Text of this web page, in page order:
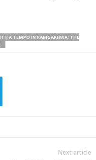
A TEMPO IN RAMGARHWA; THE
Next article